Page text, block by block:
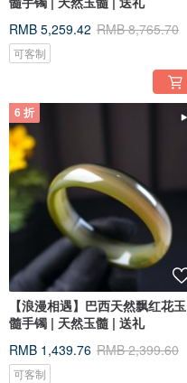
RMB 5,259.42 RMB 8,765.70
可客制
6 折
【浪漫相遇】巴西天然飘红花玉
髓手镯 | 天然玉髓 | 送礼
RMB 1,439.76 RMB 2,399.60
可客制